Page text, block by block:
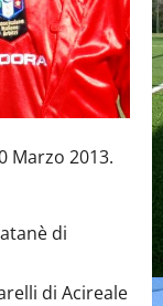
Marzo 2013.
di
di Acireale